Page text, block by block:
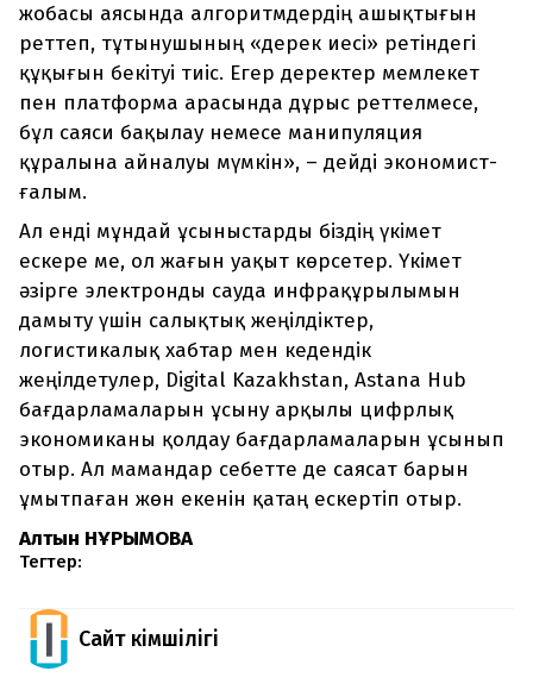
жобасы аясында алгоритмдердің ашықтығын
реттеп, тұтынушының «дерек иесі» ретіндегі
құқығын бекітуі тиіс. Егер деректер мемлекет
пен платформа арасында дұрыс реттелмесе,
бұл саяси бақылау немесе манипуляция
құралына айналуы мүмкін», – дейді экономист-
ғалым.
Ал енді мұндай ұсыныстарды біздің үкімет
ескере ме, ол жағын уақыт көрсетер. Үкімет
әзірге электронды сауда инфрақұрылымын
дамыту үшін салықтық жеңілдіктер,
логистикалық хабтар мен кедендік
жеңілдетулер, Digital Kazakhstan, Astana Hub
бағдарламаларын ұсыну арқылы цифрлық
экономиканы қолдау бағдарламаларын ұсынып
отыр. Ал мамандар себетте де саясат барын
ұмытпаған жөн екенін қатаң ескертіп отыр.
Алтын НҰРЫМОВА
Тегтер:
Сайт Әкімшілігі